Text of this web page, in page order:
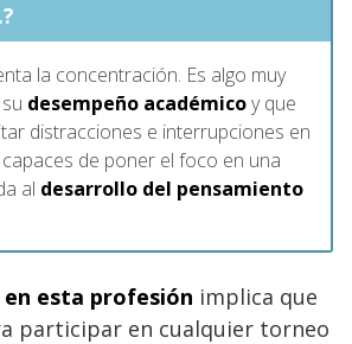
la concentración. Es algo muy
desempeño académicoy que
distracciones e interrupciones en
de poner el foco en una
al desarrollo del pensamiento
en esta profesión implica que
participar en cualquier torneo